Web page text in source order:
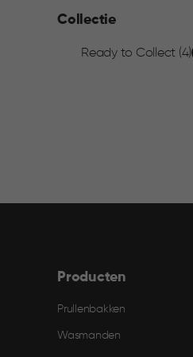
filter
Collectie
Collectie
Ready to Collect (4)
Producten
Prullenbakken
Wasmanden